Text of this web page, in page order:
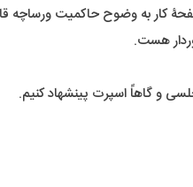
کار به وضوح حاکمیت
هست.
و گاهاً اسپرت پینشهاد کنیم.